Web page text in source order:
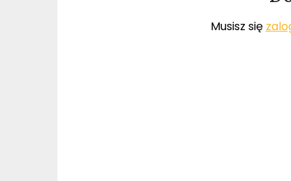
Musisz się